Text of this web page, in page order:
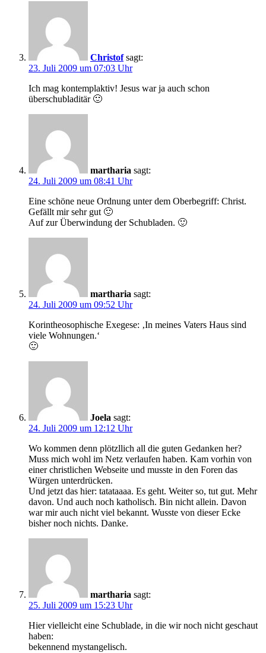
Christof sagt:
23. Juli 2009 um 07:03 Uhr
Ich mag kontemplaktiv! Jesus war ja auch schon
überschubladitär 🙂
martharia sagt:
24. Juli 2009 um 08:41 Uhr
Eine schöne neue Ordnung unter dem Oberbegriff: Christ.
Gefällt mir sehr gut 🙂
Auf zur Überwindung der Schubladen. 🙂
martharia sagt:
24. Juli 2009 um 09:52 Uhr
Korintheosophische Exegese: ‚In meines Vaters Haus sind
viele Wohnungen.‘
🙂
Joela sagt:
24. Juli 2009 um 12:12 Uhr
Wo kommen denn plötzllich all die guten Gedanken her?
Muss mich wohl im Netz verlaufen haben. Kam vorhin von
einer christlichen Webseite und musste in den Foren das
Würgen unterdrücken.
Und jetzt das hier: tatataaaa. Es geht. Weiter so, tut gut. Mehr
davon. Und auch noch katholisch. Bin nicht allein. Davon
war mir auch nicht viel bekannt. Wusste von dieser Ecke
bisher noch nichts. Danke.
martharia sagt:
25. Juli 2009 um 15:23 Uhr
Hier vielleicht eine Schublade, in die wir noch nicht geschaut
haben:
bekennend mystangelisch.